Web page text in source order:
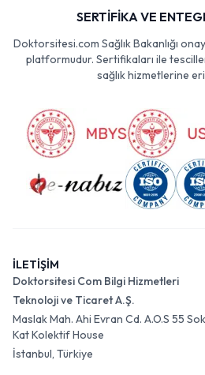
SERTİFİKA VE
Doktorsitesi.com Sağlık Bakanlığı
platformudur. Sertifikaları ile
sağlık hizmetlerine
İLETİŞİM
Doktorsitesi Com Bilgi Hizmetleri
Teknoloji ve Ticaret A.Ş.
Maslak Mah. Ahi Evran Cd. A.O.S 55
Kat Kolektif House
İstanbul, Türkiye